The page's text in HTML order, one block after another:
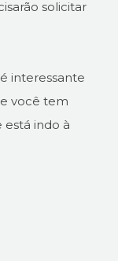
solicitar
interessante
você tem
indo à